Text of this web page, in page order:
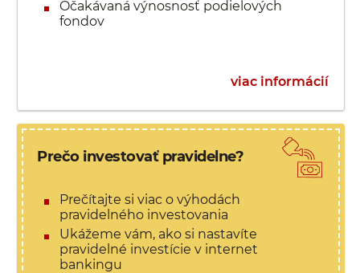
Očakávaná výnosnosť podielových
fondov
viac informácií
Prečo investovať pravidelne?
Prečítajte si viac o výhodách
pravidelného investovania
Ukážeme vám, ako si nastavíte
pravidelné investície v internet
bankingu